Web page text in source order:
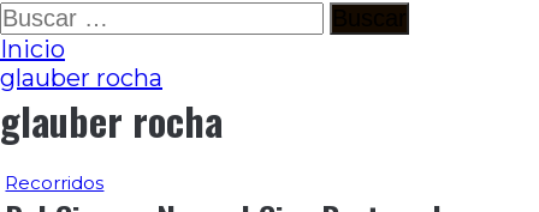
Ir
al
contenido
Buscar:
Inicio
glauber rocha
glauber rocha
Recorridos